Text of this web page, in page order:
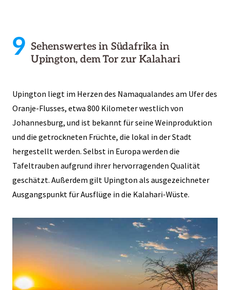
9 Sehenswertes in Südafrika in
Upington, dem Tor zur Kalahari
Upington liegt im Herzen des Namaqualandes am Ufer des
Oranje-Flusses, etwa 800 Kilometer westlich von
Johannesburg, und ist bekannt für seine Weinproduktion
und die getrockneten Früchte, die lokal in der Stadt
hergestellt werden. Selbst in Europa werden die
Tafeltrauben aufgrund ihrer hervorragenden Qualität
geschätzt. Außerdem gilt Upington als ausgezeichneter
Ausgangspunkt für Ausflüge in die Kalahari-Wüste.